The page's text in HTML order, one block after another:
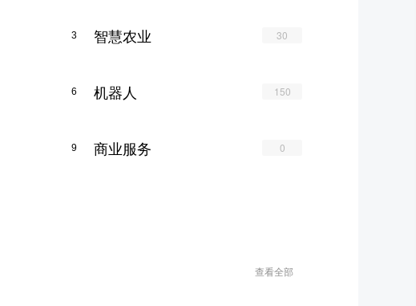
3 智慧农业 30
6 机器人 150
9 商业服务 0
查看全部